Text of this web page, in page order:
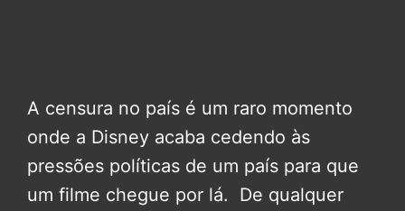
A censura no país é um raro momento
onde a Disney acaba cedendo às
pressões políticas de um país para que
um filme chegue por lá. De qualquer